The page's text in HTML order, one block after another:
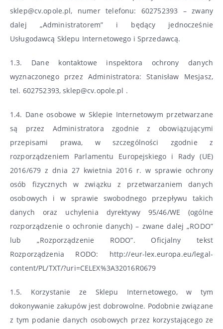
sklep@cv.opole.pl, numer telefonu: 602752393 – zwany
dalej „Administratorem” i będący jednocześnie
Usługodawcą Sklepu Internetowego i Sprzedawcą.
1.3. Dane kontaktowe inspektora ochrony danych
wyznaczonego przez Administratora: Stanisław Mesjasz,
tel. 602752393, sklep@cv.opole.pl .
1.4. Dane osobowe w Sklepie Internetowym przetwarzane
są przez Administratora zgodnie z obowiązującymi
przepisami prawa, w szczególności zgodnie z
rozporządzeniem Parlamentu Europejskiego i Rady (UE)
2016/679 z dnia 27 kwietnia 2016 r. w sprawie ochrony
osób fizycznych w związku z przetwarzaniem danych
osobowych i w sprawie swobodnego przepływu takich
danych oraz uchylenia dyrektywy 95/46/WE (ogólne
rozporządzenie o ochronie danych) – zwane dalej „RODO”
lub „Rozporządzenie RODO”. Oficjalny tekst
Rozporządzenia RODO: http://eur-lex.europa.eu/legal-
content/PL/TXT/?uri=CELEX%3A32016R0679
1.5. Korzystanie ze Sklepu Internetowego, w tym
dokonywanie zakupów jest dobrowolne. Podobnie związane
z tym podanie danych osobowych przez korzystającego ze